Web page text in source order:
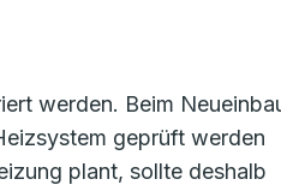
werden. Beim
geprüft werden
plant, sollte deshalb